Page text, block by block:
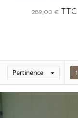
289,00 €TTC
Pertinence  1